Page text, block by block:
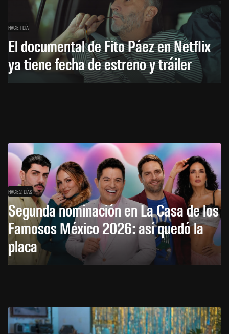
HACE 1 DÍA
El documental de Fito Páez en Netflix
ya tiene fecha de estreno y tráiler
HACE 2 DÍAS
Segunda nominación en La Casa de los
Famosos México 2026: así quedó la
placa